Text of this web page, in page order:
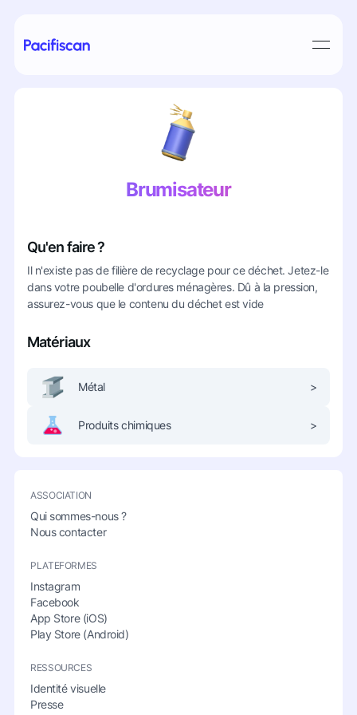
Brumisateur
Qu'en faire ?
Il n'existe pas de filière de recyclage pour ce déchet. Jetez-le
dans votre poubelle d'ordures ménagères. Dû à la pression,
assurez-vous que le contenu du déchet est vide
Matériaux
Métal >
Produits chimiques >
ASSOCIATION
Qui sommes-nous ?
Nous contacter
PLATEFORMES
Instagram
Facebook
App Store (iOS)
Play Store (Android)
RESSOURCES
Identité visuelle
Presse